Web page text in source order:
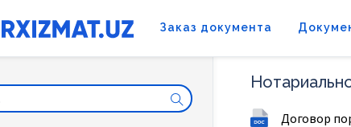
Заказ документа
Договор